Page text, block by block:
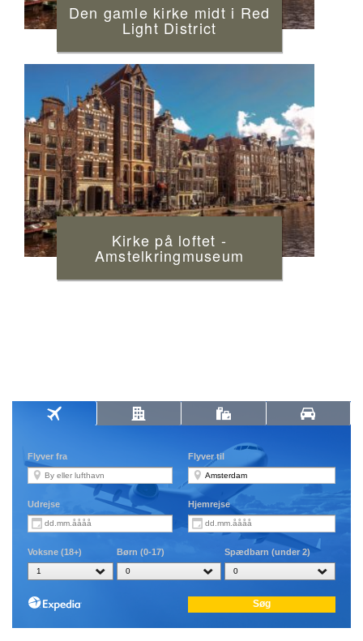
Den gamle kirke midt i Red
Light District
Kirke på loftet -
Amstelkringmuseum